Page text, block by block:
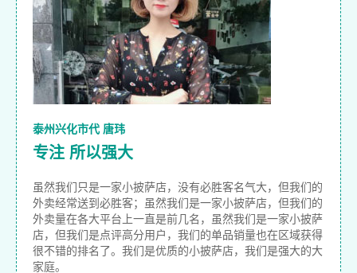
泰州兴化市代 唐玮
专注 所以强大
虽然我们只是一家小披萨店，没有必胜客名气大，但我们的
外卖经常送到必胜客；虽然我们是一家小披萨店，但我们的
外卖量在各大平台上一直是前几名，虽然我们是一家小披萨
店，但我们是点评高分用户，我们的单品销量也在区域获得
很不错的排名了。我们是优质的小披萨店，我们是强大的大
家庭。